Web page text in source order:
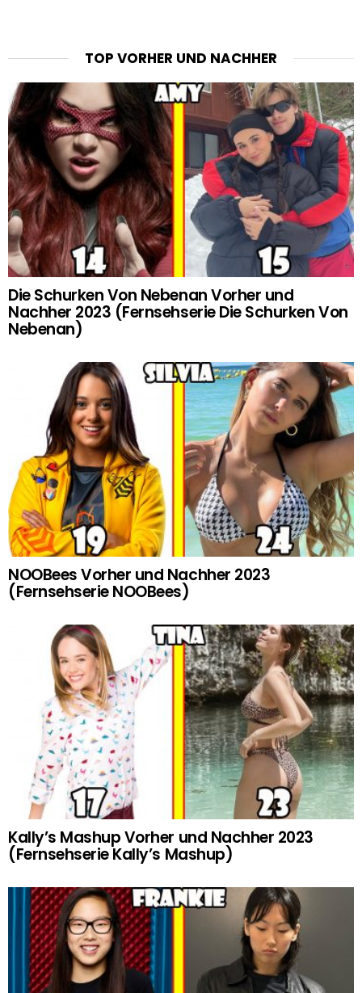
TOP VORHER UND NACHHER
Die Schurken Von Nebenan Vorher und
Nachher 2023 (Fernsehserie Die Schurken Von
Nebenan)
NOOBees Vorher und Nachher 2023
(Fernsehserie NOOBees)
Kally’s Mashup Vorher und Nachher 2023
(Fernsehserie Kally’s Mashup)